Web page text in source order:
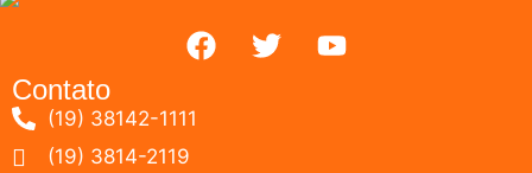
Contato
(19) 38142-1111
(19) 3814-2119